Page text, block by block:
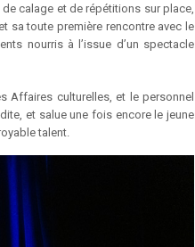
calage et de répétitions sur place,
sa toute première rencontre avec le
nourris à l’issue d’un spectacle
Affaires culturelles, et le personnel
et salue une fois encore le jeune
talent.